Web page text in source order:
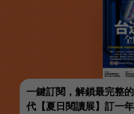
一鍵訂閱，解鎖最完整
代【夏日閱讀展】訂一